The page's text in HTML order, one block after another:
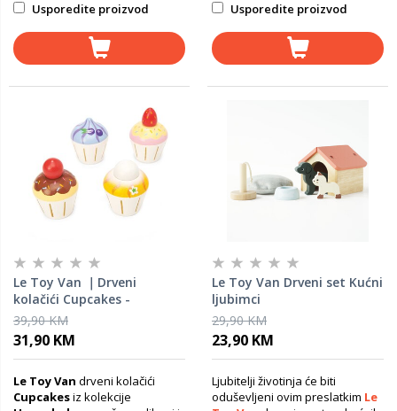
Usporedite proizvod Usporedite proizvod
Le Toy Van ｜Drveni
kolačići Cupcakes -
Honeybake
39,90 KM
31,90 KM
Le Toy Van drveni kolačići
Cupcakesiz kolekcije
Le Toy Van Drveni set Kućni
ljubimci
29,90 KM
23,90 KM
Ljubitelji životinja će biti
oduševljeni ovim preslatkim Le